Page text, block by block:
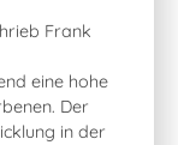
Frank
eine hohe
Der
in der